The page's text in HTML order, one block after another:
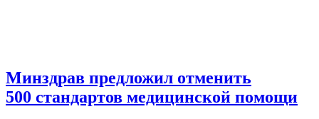
Минздрав предложил отменить
500 стандартов медицинской помощи